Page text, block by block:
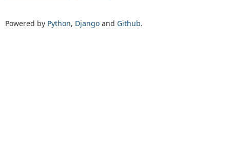
Powered by Python, Django and Github.